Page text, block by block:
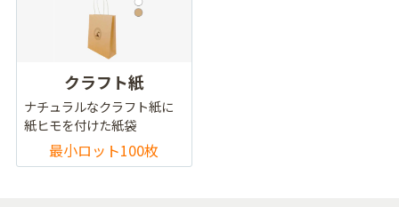
クラフト紙
ナチュラルなクラフト紙に
紙ヒモを付けた紙袋
最小ロット100枚